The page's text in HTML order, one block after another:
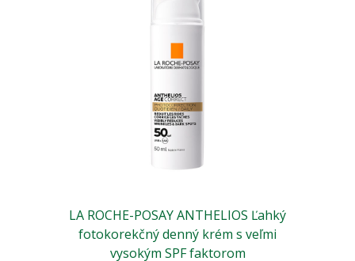
LA ROCHE-POSAY ANTHELIOS Ľahký
fotokorekčný denný krém s veľmi
vysokým SPF faktorom